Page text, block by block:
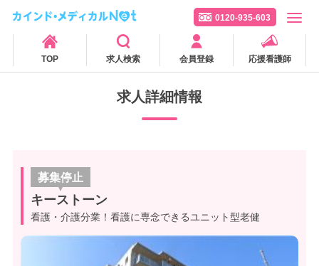
0120-935-603
TOP 求人検索 会員登録 応援看護師
求人詳細情報
募集停止
キーストーン
看護・介護分業！看護に専念できるユニット型老健